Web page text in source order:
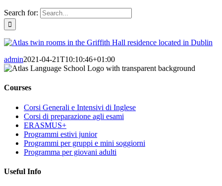
Search for:
admin2021-04-21T10:10:46+01:00
Courses
Corsi Generali e Intensivi di Inglese
Corsi di preparazione agli esami
ERASMUS+
Programmi estivi junior
Programmi per gruppi e mini soggiorni
Programma per giovani adulti
Useful Info